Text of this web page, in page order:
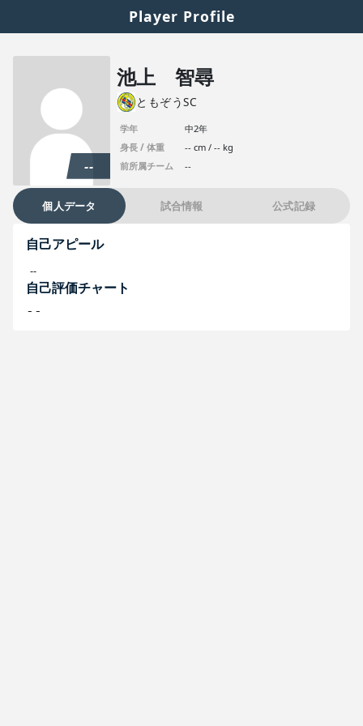
Player Profile
--
池上 智尋
ともぞうSC
学年
中2年
身長 / 体重
-- cm / -- kg
前所属チーム
--
個人データ 試合情報 公式記録
自己アピール
--
自己評価チャート
--